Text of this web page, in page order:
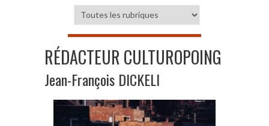
RÉDACTEUR CULTUROPOING
Jean-François DICKELI